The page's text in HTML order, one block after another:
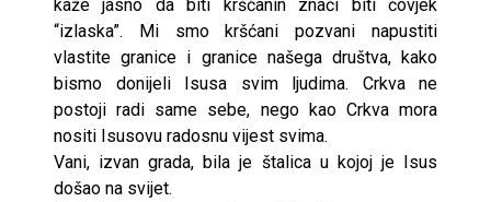
kaže jasno da biti kršćanin znači biti čovjek
“izlaska”. Mi smo kršćani pozvani napustiti
vlastite granice i granice našega društva, kako
bismo donijeli Isusa svim ljudima. Crkva ne
postoji radi same sebe, nego kao Crkva mora
nositi Isusovu radosnu vijest svima.
Vani, izvan grada, bila je štalica u kojoj je Isus
došao na svijet.